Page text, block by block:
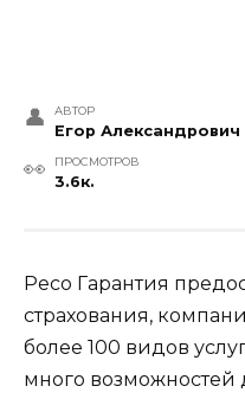
АВТОР
Егор Александрович
ПРОСМОТРОВ
3.6к.
Ресо Гарантия
страхования,
более 100 видов
много возможностей